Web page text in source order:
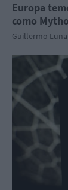
Europa
como
Guillermo Luna